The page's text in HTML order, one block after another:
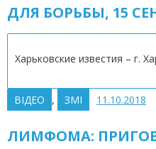
ДЛЯ БОРЬБЫ, 15
Харьковские известия – г.
ВІДЕО , ЗМІ 11.10.2018
ЛИМФОМА: